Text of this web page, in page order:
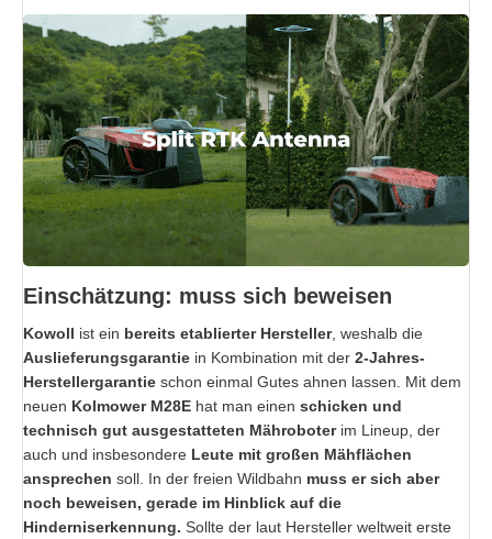
Einschätzung: muss sich beweisen
Kowoll ist ein bereits etablierter Hersteller, weshalb die
Auslieferungsgarantie in Kombination mit der 2-Jahres-
Herstellergarantie schon einmal Gutes ahnen lassen. Mit dem
neuen Kolmower M28E hat man einen schicken und
technisch gut ausgestatteten Mähroboterim Lineup, der
auch und insbesondere Leute mit großen Mähflächen
ansprechen soll. In der freien Wildbahn muss er sich aber
noch beweisen, gerade im Hinblick auf die
Hinderniserkennung. Sollte der laut Hersteller weltweit erste